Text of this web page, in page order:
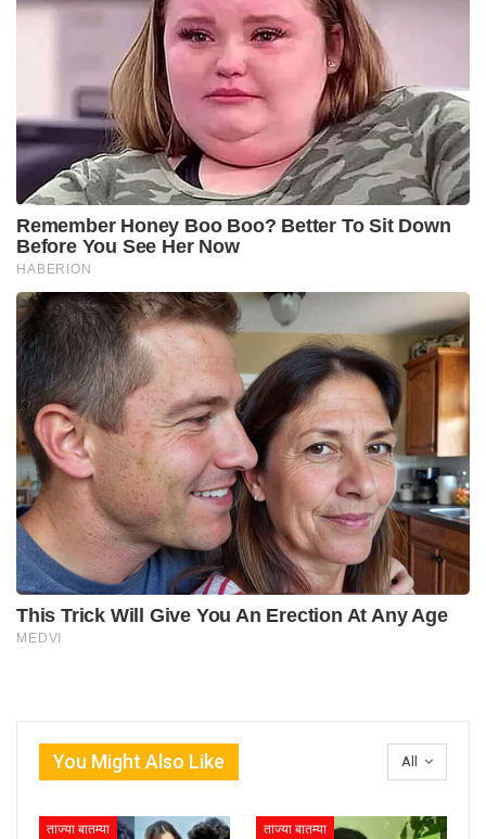
All
You Might Also Like
ताज्या बातम्या ताज्या बातम्या